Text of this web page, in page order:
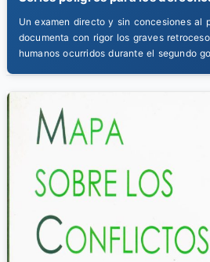
Un examen directo y sin concesiones al
documenta con rigor los graves
humanos ocurridos durante el segundo
una política de Estado. […]